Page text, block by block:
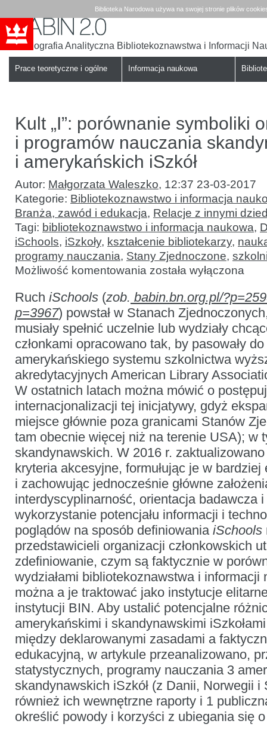
Biblioteka Narodowa używa na swojej stronie plików
Babin
Bibliografia Analityczna Bibliotekoznawstwa i Informacji
Prace teoretyczne i ogólne Informacja naukowa
Kult „I”: porównanie symboliki
i programów nauczania
i amerykańskich iSzkół
Autor: Małgorzata Waleszko, 12:37 23-03-2017
Kategorie: Bibliotekoznawstwo i informacja
Branża, zawód i edukacja, Relacje z innymi
Tagi: bibliotekoznawstwo i informacja naukowa,
iSchools, iSzkoły, kształcenie bibliotekarzy,
programy nauczania, Stany Zjednoczone,
Możliwość komentowania Kult
„I”:
symboliki
organizacyjnej
i programów
skandynawskich
i amerykańskich
iSzkół
została wyłączona
Ruch iSchools (zob. babin.bn.org.pl/
p=3967) powstał w Stanach
musiały spełnić uczelnie lub wydziały
członkami opracowano tak, by pasowały
amerykańskiego systemu szkolnictwa
akredytacyjnych American Library
W ostatnich latach można mówić o
internacjonalizacji tej inicjatywy, gdyż
miejsce głównie poza granicami Stanów
tam obecnie więcej niż na terenie USA); w
skandynawskich. W 2016 r.
kryteria akcesyjne, formułując je w
i zachowując jednocześnie główne
interdyscyplinarność, orientacja badawcza
wykorzystanie potencjału informacji i
poglądów na sposób definiowania iSchools
przedstawicieli organizacji członkowskich
zdefiniowanie, czym są faktycznie w
wydziałami bibliotekoznawstwa i informacji
można a je traktować jako instytucje
instytucji BIN. Aby ustalić potencjalne
amerykańskimi i skandynawskimi
między deklarowanymi zasadami a
edukacyjną, w artykule przeanalizowano,
statystycznych, programy nauczania 3
skandynawskich iSzkół (z Danii, Norwegii
również ich wewnętrzne raporty i 1
określić powody i korzyści z ubiegania się o